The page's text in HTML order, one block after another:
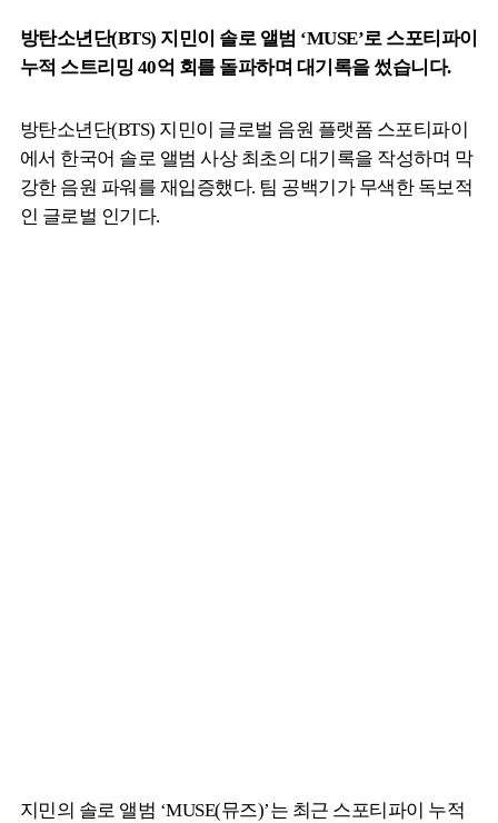
방탄소년단(BTS) 지민이 솔로 앨범 ‘MUSE’로 스포티파이
누적 스트리밍 40억 회를 돌파하며 대기록을 썼습니다.
방탄소년단(BTS) 지민이 글로벌 음원 플랫폼 스포티파이
에서 한국어 솔로 앨범 사상 최초의 대기록을 작성하며 막
강한 음원 파워를 재입증했다. 팀 공백기가 무색한 독보적
인 글로벌 인기다.
지민의 솔로 앨범 ‘MUSE(뮤즈)’는 최근 스포티파이 누적